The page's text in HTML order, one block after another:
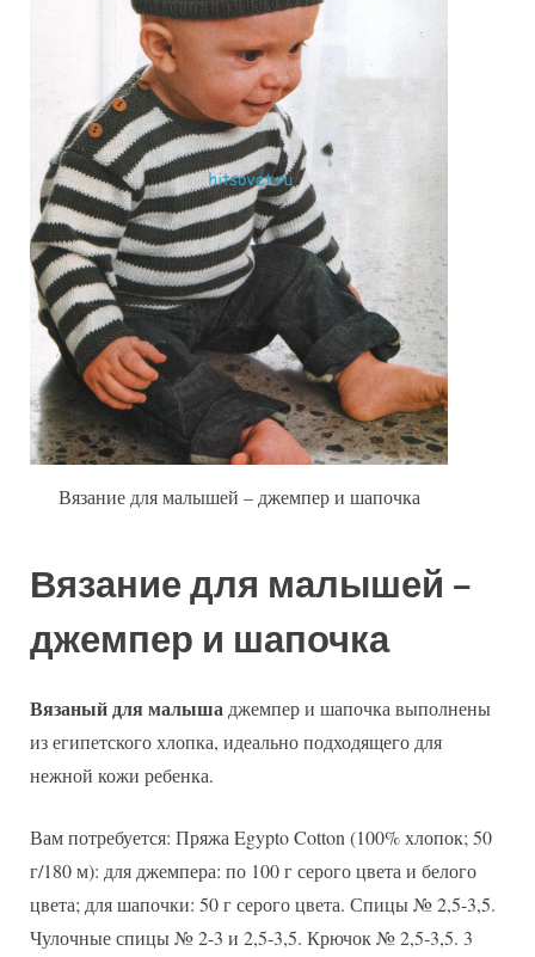
Вязание для малышей – джемпер и шапочка
Вязание для малышей –
джемпер и шапочка
Вязаный для малышаджемпер и шапочка выполнены
из египетского хлопка, идеально подходящего для
нежной кожи ребенка.
Вам потребуется: Пряжа Egypto Cotton (100% хлопок; 50
г/180 м): для джемпера: по 100 г серого цвета и белого
цвета; для шапочки: 50 г серого цвета. Спицы № 2,5-3,5.
Чулочные спицы № 2-3 и 2,5-3,5. Крючок № 2,5-3,5. 3